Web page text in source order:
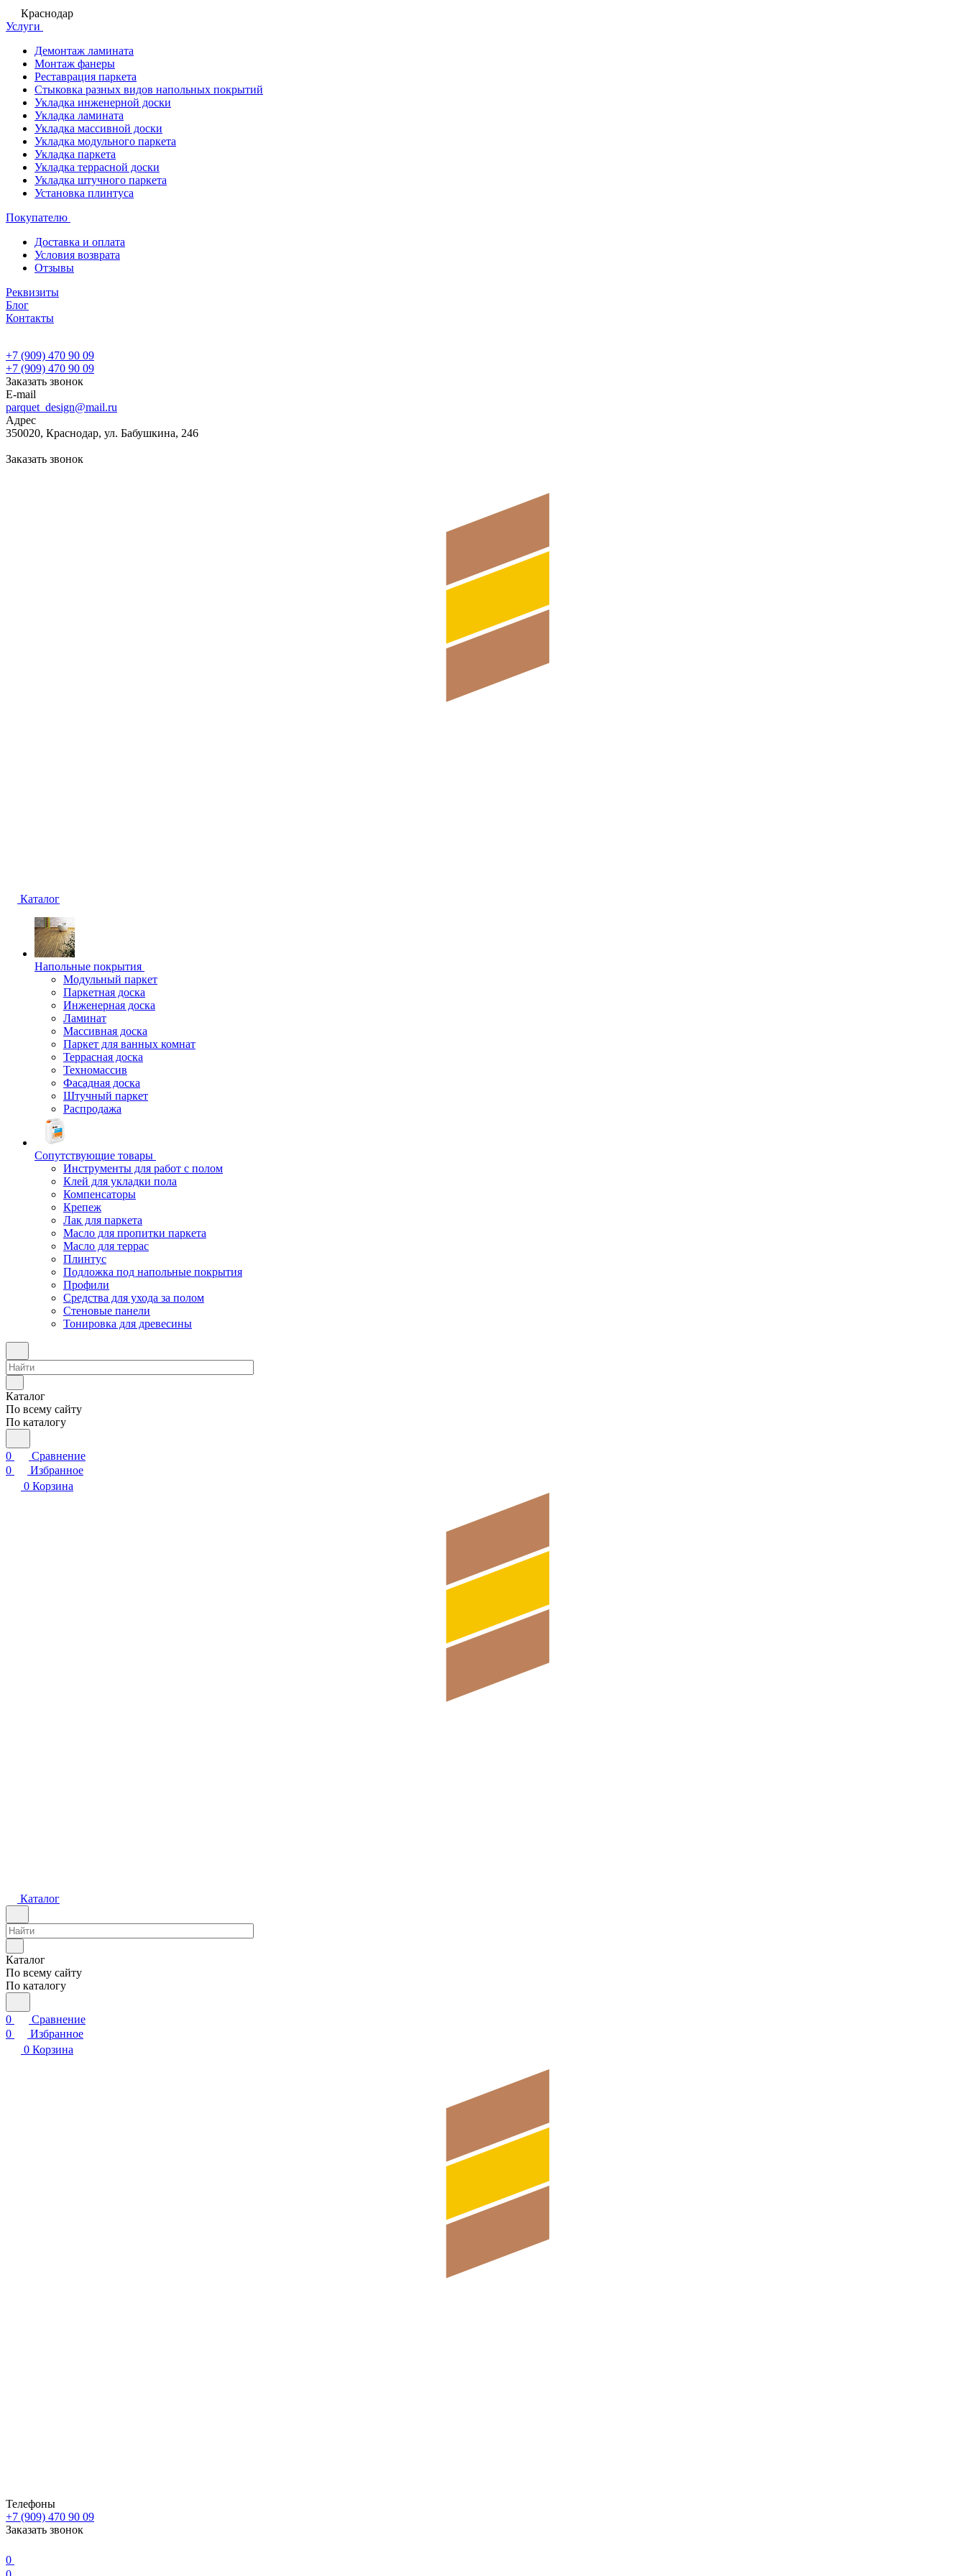
Краснодар
Услуги
Демонтаж ламината
Монтаж фанеры
Реставрация паркета
Стыковка разных видов напольных покрытий
Укладка инженерной доски
Укладка ламината
Укладка массивной доски
Укладка модульного паркета
Укладка паркета
Укладка террасной доски
Укладка штучного паркета
Установка плинтуса
Покупателю
Доставка и оплата
Условия возврата
Отзывы
Реквизиты
Блог
Контакты
+7 (909) 470 90 09
+7 (909) 470 90 09
Заказать звонок
E-mail
parquet_design@mail.ru
Адрес
350020, Краснодар, ул. Бабушкина, 246
Заказать звонок
Каталог
Напольные покрытия
Модульный паркет
Паркетная доска
Инженерная доска
Ламинат
Массивная доска
Паркет для ванных комнат
Террасная доска
Техномассив
Фасадная доска
Штучный паркет
Распродажа
Сопутствующие товары
Инструменты для работ с полом
Клей для укладки пола
Компенсаторы
Крепеж
Лак для паркета
Масло для пропитки паркета
Масло для террас
Плинтус
Подложка под напольные покрытия
Профили
Средства для ухода за полом
Стеновые панели
Тонировка для древесины
Каталог
По всему сайту
По каталогу
0
Сравнение
0
Избранное
0 Корзина
Каталог
Каталог
По всему сайту
По каталогу
0
Сравнение
0
Избранное
0 Корзина
Телефоны
+7 (909) 470 90 09
Заказать звонок
0